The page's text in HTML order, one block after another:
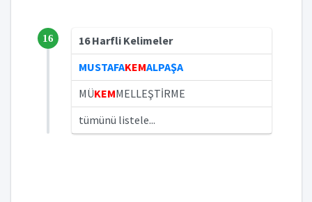
16
16 Harfli Kelimeler
MUSTAFAKEMALPAŞA
MÜKEMMELLEŞTİRME
tümünü listele...